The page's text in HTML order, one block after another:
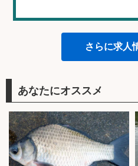
さらに求人
あなたにオススメ